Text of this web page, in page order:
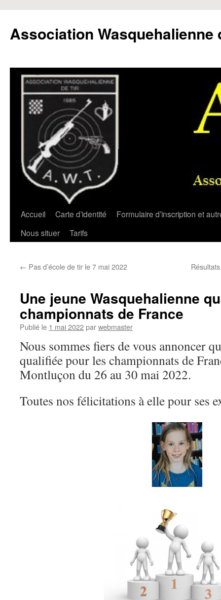
contenu
Association Wasquehalienne
Accueil Carte d’identité
Formulaire d’inscription et
Nous situer
Tarifs
← Pas d’école de tir le 7 mai 2022
Une jeune Wasquehalienne
championnats de France
Publié le 1 mai 2022parwebmaster
Nous sommes fiers de vous annoncer
qualifiée pour les championnats de
Montluçon du 26 au 30 mai 2022.
Toutes nos félicitations à elle pour ses